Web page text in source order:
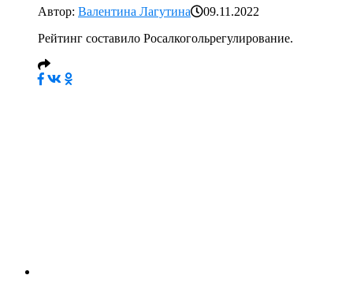
Автор: Валентина Лагутина
09.11.2022
Рейтинг составило Росалкогольрегулирование.